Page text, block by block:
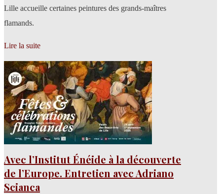
Lille accueille certaines peintures des grands-maîtres
flamands.
Lire la suite
Avec l’Institut Énéide à la découverte
de l’Europe. Entretien avec Adriano
Scianca